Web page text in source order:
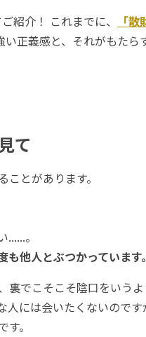
紹介！ これまでに、
「散
正義感と、それがもたら
て
とがあります。
。
他人とぶつかっています。
でこそこそ陰口をいう
には会いたくないのです
。